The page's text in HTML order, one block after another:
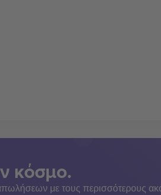
κόσμο.
με τους περισσότερους